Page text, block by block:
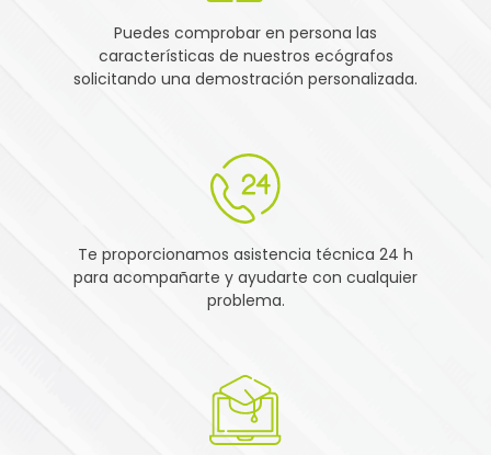
Puedes comprobar en persona las
características de nuestros ecógrafos
solicitando una demostración personalizada.
Te proporcionamos asistencia técnica 24 h
para acompañarte y ayudarte con cualquier
problema.